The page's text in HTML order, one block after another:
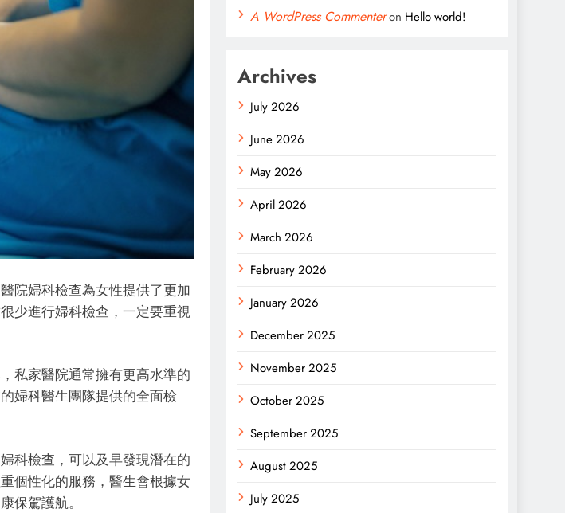
院婦科檢查為女性提供了更加
少進行婦科檢查，一定要重視
私家醫院通常擁有更高水準的
婦科醫生團隊提供的全面檢
科檢查，可以及早發現潛在的
個性化的服務，醫生會根據女
保駕護航。
A WordPress Commenteron Hello world!
Archives
July 2026
June 2026
May 2026
April 2026
March 2026
February 2026
January 2026
December 2025
November 2025
October 2025
September 2025
August 2025
July 2025